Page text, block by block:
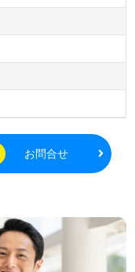
お問合せ